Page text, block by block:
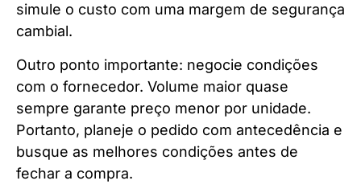
simule o custo com uma margem de segurança
cambial.
Outro ponto importante: negocie condições
com o fornecedor. Volume maior quase
sempre garante preço menor por unidade.
Portanto, planeje o pedido com antecedência e
busque as melhores condições antes de
fechar a compra.